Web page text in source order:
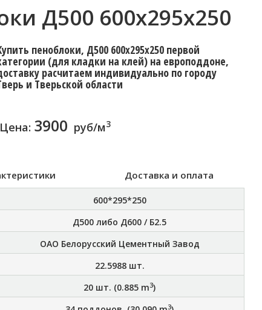
Д500 600x295x250
пеноблоки, Д500 600x295x250 первой
(для кладки на клей) на европоддоне,
расчитаем индивидуально по городу
и Тверьской области
Цена: 3900 руб/м3
Доставка и оплата
600*295*250
Д500 либо Д600 / Б2.5
ОАО Белорусский Цементный Завод
22.5988шт.
20 шт. (0.885 m3)
3